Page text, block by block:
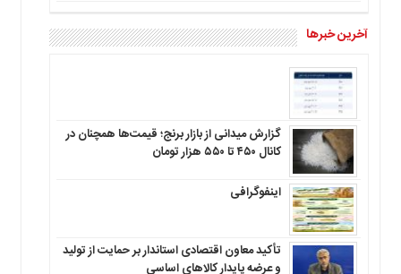
آخرین خبرها
گزارش میدانی از بازار برنج؛ قیمت‌ها همچنان در
کانال ۴۵۰ تا ۵۵۰ هزار تومان
اینفوگرافی
تأکید معاون اقتصادی استاندار بر حمایت از تولید
و عرضه پایدار کالاهای اساسی